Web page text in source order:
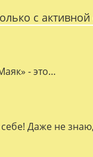
с
- это…
себе! Даже не